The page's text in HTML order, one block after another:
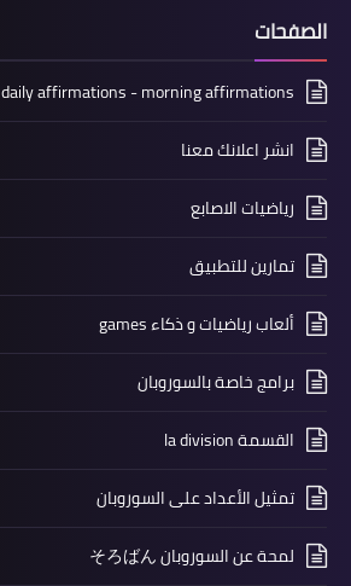
الصفحات
daily affirmations - morning affirmations
انشر اعلانك معنا
رياضيات الاصابع
تمارين للتطبيق
ألعاب رياضيات و ذكاء games
برامج خاصة بالسوروبان
القسمة la division
تمثيل الأعداد على السوروبان
لمحة عن السوروبان そろばん